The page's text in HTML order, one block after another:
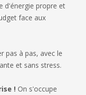
d'énergie propre et
face aux
pas à pas, avec le
et sans stress.
! On s'occupe